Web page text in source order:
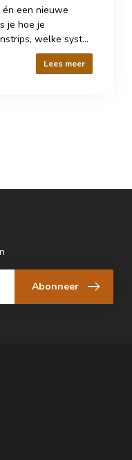
een nieuwe
je hoe je
welke syst...
Lees meer
Abonneer